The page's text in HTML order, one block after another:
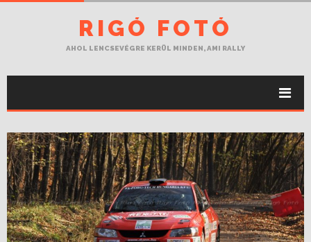
RIGÓ FOTÓ
AHOL LENCSEVÉGRE KERÜL MINDEN, AMI RALLY